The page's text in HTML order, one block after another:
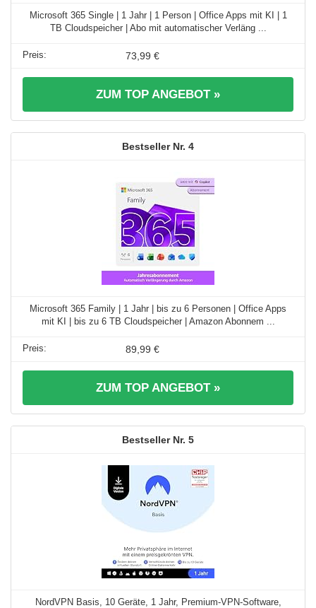
Microsoft 365 Single | 1 Jahr | 1 Person | Office Apps mit KI | 1
TB Cloudspeicher | Abo mit automatischer Verläng ...
73,99 €
ZUM TOP ANGEBOT »
4
Microsoft 365 Family | 1 Jahr | bis zu 6 Personen | Office Apps
mit KI | bis zu 6 TB Cloudspeicher | Amazon Abonnem ...
89,99 €
ZUM TOP ANGEBOT »
5
NordVPN Basis, 10 Geräte, 1 Jahr, Premium-VPN-Software,